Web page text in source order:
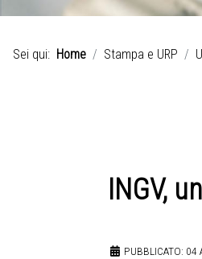
Sei qui: Home Stampa e URP
INGV,
PUBBLICATO: 04